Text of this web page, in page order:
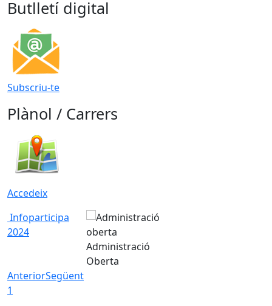
Butlletí digital
Subscriu-te
Plànol / Carrers
Accedeix
Infoparticipa
2024
Administració
Oberta
AnteriorSegüent
1